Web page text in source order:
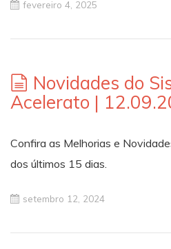
fevereiro 4, 2025
Novidades do
Acelerato |
Confira as Melhorias e
dos últimos 15 dias.
setembro 12, 2024